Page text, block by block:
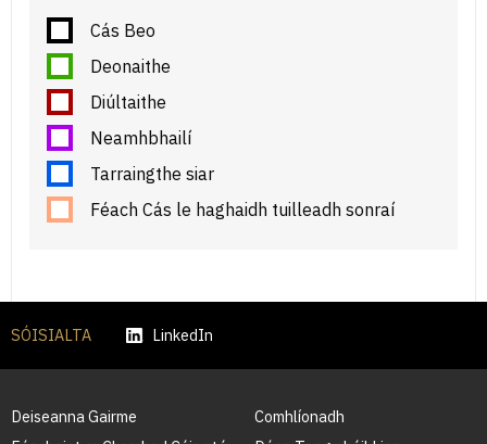
Cás Beo
Deonaithe
Diúltaithe
Neamhbhailí
Tarraingthe siar
Féach Cás le haghaidh tuilleadh sonraí
SÓISIALTA LinkedIn
Deiseanna Gairme
Comhlíonadh